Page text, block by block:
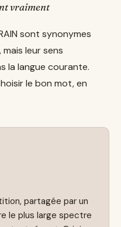
vraiment
sont synonymes
leur sens
la langue courante.
le bon mot, en
partagée par un
le plus large spectre